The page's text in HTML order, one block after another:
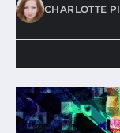
CHARLOTTE